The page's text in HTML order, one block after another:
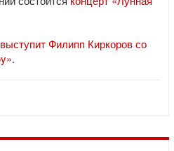
выступит Филипп Киркоров со
.